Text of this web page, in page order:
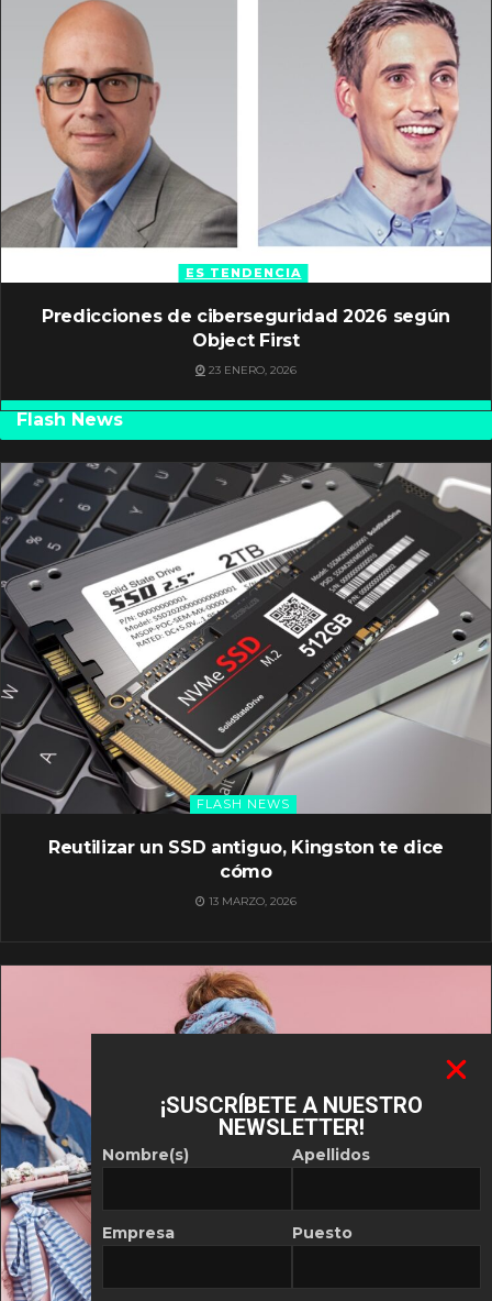
ES TENDENCIA
Predicciones de ciberseguridad 2026 según
Object First
23 ENERO, 2026
Flash News
FLASH NEWS
Reutilizar un SSD antiguo, Kingston te dice
cómo
13 MARZO, 2026
¡SUSCRÍBETE A NUESTRO
NEWSLETTER!
Nombre(s)
Empresa
Apellidos
Puesto